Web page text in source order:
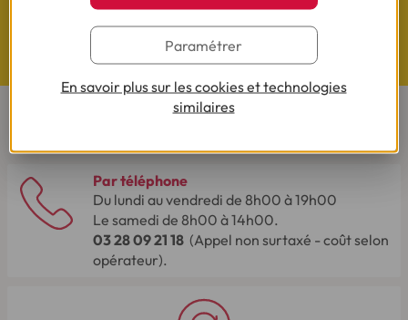
Questions de Budget
Nos études exclusives
Par téléphone
Du lundi au vendredi de 8h00 à 19h00
Le samedi de 8h00 à 14h00.
03 28 09 21 18 (Appel non surtaxé - coût selon
opérateur).
Paramétrer
En savoir plus sur les cookies et technologies
similaires